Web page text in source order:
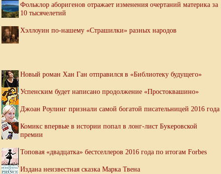
Фольклор аборигенов отражает изменения очертаний материка за
10 тысячелетий
Хэллоуин по-нашему «Страшилки» разных народов
Новый роман Хан Ган отправился в «Библиотеку будущего»
Успенским будет написано продолжение «Простоквашино»
Джоан Роулинг признали самой богатой писательницей 2016 года
Комикс впервые в истории попал в лонг-лист Букеровской
премии
Топовая «двадцатка» бестселлеров 2016 года по итогам Forbes
Издана неизвестная сказка Марка Твена